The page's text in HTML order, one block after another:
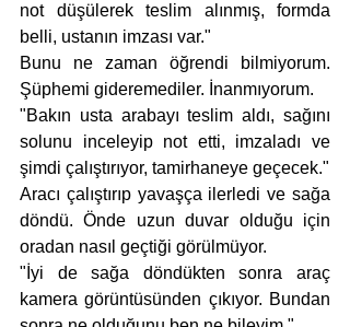
not düşülerek teslim alınmış, formda
belli, ustanın imzası var."
Bunu ne zaman öğrendi bilmiyorum.
Şüphemi gideremediler. İnanmıyorum.
"Bakın usta arabayı teslim aldı, sağını
solunu inceleyip not etti, imzaladı ve
şimdi çalıştırıyor, tamirhaneye geçecek."
Aracı çalıştırıp yavaşça ilerledi ve sağa
döndü. Önde uzun duvar olduğu için
oradan nasıl geçtiği görülmüyor.
"İyi de sağa döndükten sonra araç
kamera görüntüsünden çıkıyor. Bundan